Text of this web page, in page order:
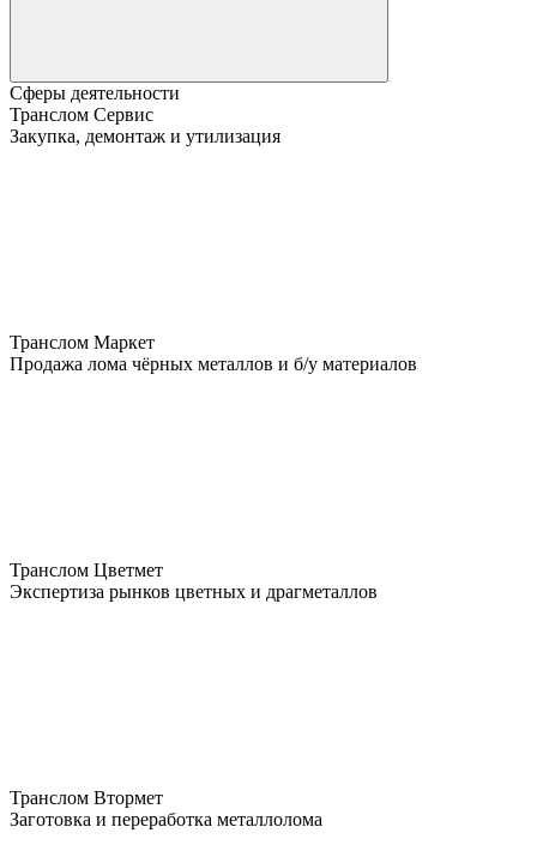
Сферы деятельности
Транслом Сервис
Закупка, демонтаж и утилизация
Транслом Маркет
Продажа лома чёрных металлов и б/у материалов
Транслом Цветмет
Экспертиза рынков цветных и драгметаллов
Транслом Втормет
Заготовка и переработка металлолома